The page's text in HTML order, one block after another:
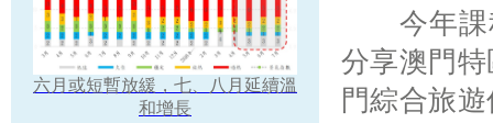
六月或短暫放緩，七、八月延續溫
和增長
今年課程
分享澳門
門綜合旅